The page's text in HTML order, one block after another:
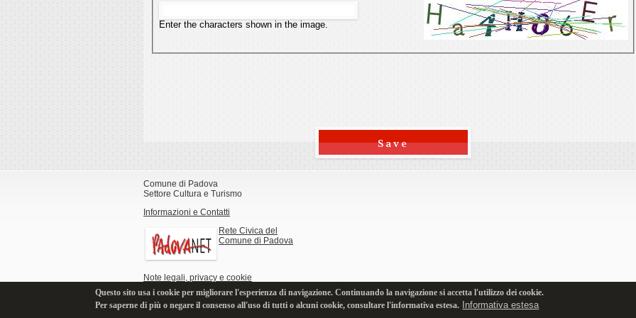
Enter the characters shown in the image.
Comune di Padova
Settore Cultura e Turismo
Informazioni e Contatti
Rete Civica del
Comune di Padova
Note legali, privacy e cookie
Questo sito usa i cookie per migliorare l'esperienza di navigazione. Continuando la navigazione si accetta l'utilizzo dei cookie.
Per saperne di più o negare il consenso all'uso di tutti o alcuni cookie, consultare l'informativa estesa. Informativa estesa